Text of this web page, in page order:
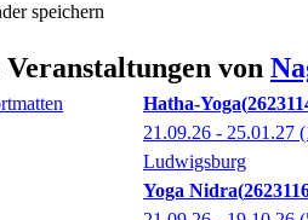
speichern
von
Hatha-Yoga
21.09.26 - 25.01.27
Ludwigsburg
Yoga Nidra